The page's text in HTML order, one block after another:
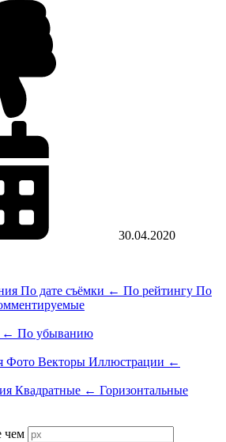
30.04.2020
По дате съёмки ← По рейтингу По
← По убыванию
Фото Векторы Иллюстрации ←
Квадратные ← Горизонтальные
чем